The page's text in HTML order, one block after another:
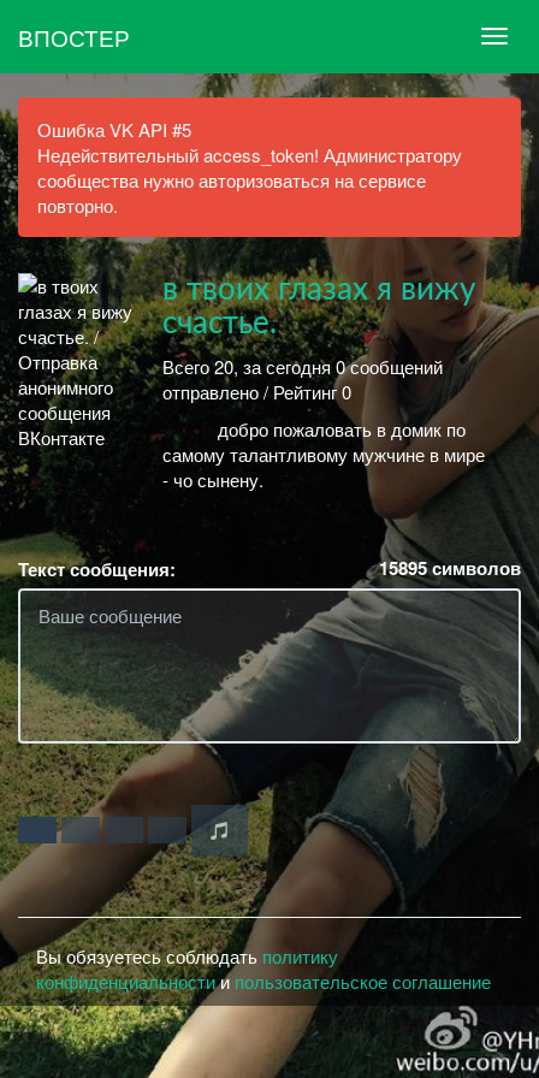
ВПОСТЕР
Ошибка VK API #5
Недействительный access_token! Администратору
сообщества нужно авторизоваться на сервисе
повторно.
в твоих глазах я вижу
счастье.
Всего 20, за сегодня 0 сообщений
отправлено / Рейтинг 0
ᅠᅠᅠ добро пожаловать в домик по
самому талантливому мужчине в мире
- чо сынену.
Текст сообщения: 15895символов
Вы обязуетесь соблюдать политику
конфиденциальностиипользовательское соглашение